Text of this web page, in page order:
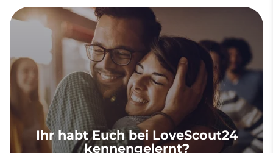
Ihr habt Euch bei LoveScout24
kennengelernt?